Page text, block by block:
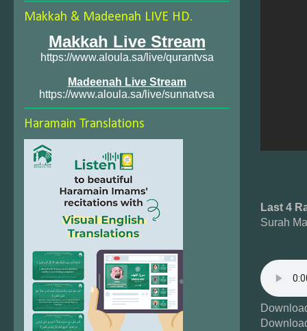
Last 4
Surah
Makkah & Madeenah LIVE HD.
Makkah Live Stream
https://www.aloula.sa/live/qurantvsa
Madeenah Live Stream
https://www.aloula.sa/live/sunnatvsa
Haramain Translations